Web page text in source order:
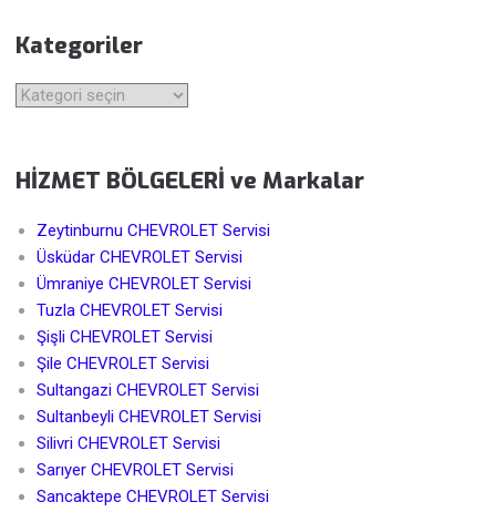
Kategoriler
Kategoriler
HİZMET BÖLGELERİ ve Markalar
Zeytinburnu CHEVROLET Servisi
Üsküdar CHEVROLET Servisi
Ümraniye CHEVROLET Servisi
Tuzla CHEVROLET Servisi
Şişli CHEVROLET Servisi
Şile CHEVROLET Servisi
Sultangazi CHEVROLET Servisi
Sultanbeyli CHEVROLET Servisi
Silivri CHEVROLET Servisi
Sarıyer CHEVROLET Servisi
Sancaktepe CHEVROLET Servisi